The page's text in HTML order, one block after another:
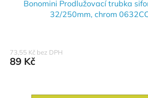
Bonomini Prodlužovací trubka
32/250mm, chrom
73,55 Kč bez DPH
89 Kč